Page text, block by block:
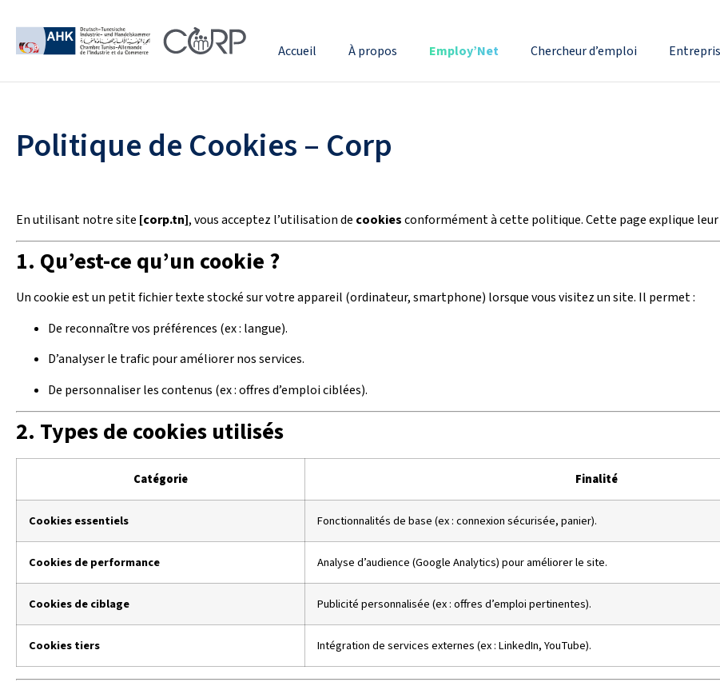
Accueil À propos Employ’Net Chercheur d’emploi
Politique de Cookies – Corp
En utilisant notre site [corp.tn], vous acceptez l’utilisation de cookiesconformément à cette politique. Cette page explique
1. Qu’est-ce qu’un cookie ?
Un cookie est un petit fichier texte stocké sur votre appareil (ordinateur, smartphone) lorsque vous visitez un site. Il permet :
De reconnaître vos préférences (ex : langue).
D’analyser le trafic pour améliorer nos services.
De personnaliser les contenus (ex : offres d’emploi ciblées).
2. Types de cookies utilisés
Catégorie Finalité
Cookies essentiels Fonctionnalités de base (ex : connexion sécurisée, panier).
Cookies de performance Analyse d’audience (Google Analytics) pour améliorer le site.
Cookies de ciblage Publicité personnalisée (ex : offres d’emploi pertinentes).
Cookies tiers Intégration de services externes (ex : LinkedIn, YouTube).